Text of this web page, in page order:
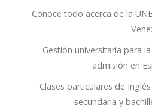
Conoce todo acerca de la
Gestión universitaria para
admisión en
Clases particulares de
secundaria y